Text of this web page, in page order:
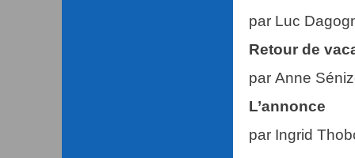
par Luc
Retour de
par Anne
L’annonce
par Ingrid